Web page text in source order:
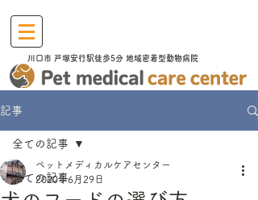
川口市​ 戸塚安行駅徒歩5分 地域密着型動物病院
記事
全ての記事
全ての記事
ペットメディカルケアセンター
2020年6月29日